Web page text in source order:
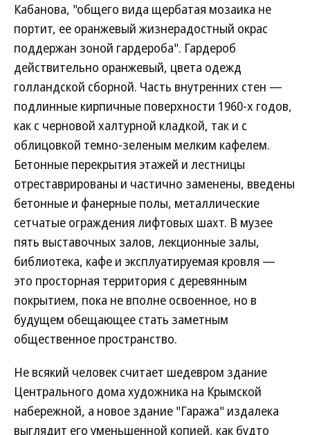
Кабанова, "общего вида щербатая мозаика не
портит, ее оранжевый жизнерадостный окрас
поддержан зоной гардероба". Гардероб
действительно оранжевый, цвета одежд
голландской сборной. Часть внутренних стен —
подлинные кирпичные поверхности 1960-х годов,
как с черновой халтурной кладкой, так и с
облицовкой темно-зеленым мелким кафелем.
Бетонные перекрытия этажей и лестницы
отреставрированы и частично заменены, введены
бетонные и фанерные полы, металлические
сетчатые ограждения лифтовых шахт. В музее
пять выставочных залов, лекционные залы,
библиотека, кафе и эксплуатируемая кровля —
это просторная территория с деревянным
покрытием, пока не вполне освоенное, но в
будущем обещающее стать заметным
общественное пространство.
Не всякий человек считает шедевром здание
Центрального дома художника на Крымской
набережной, а новое здание "Гаража" издалека
выглядит его уменьшенной копией, как будто